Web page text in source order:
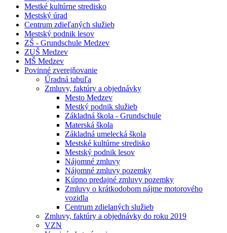
Mestké kultúrne stredisko
Mestský úrad
Centrum zdieľaných služieb
Mestský podnik lesov
ZŠ - Grundschule Medzev
ZUŠ Medzev
MŠ Medzev
Povinné zverejňovanie
Úradná tabuľa
Zmluvy, faktúry a objednávky
Mesto Medzev
Mestký podnik služieb
Základná škola - Grundschule
Materská škola
Základná umelecká škola
Mestské kultúrne stredisko
Mestský podnik lesov
Nájomné zmluvy
Nájomné zmluvy pozemky
Kúpno predajné zmluvy pozemky
Zmluvy o krátkodobom nájme motorového
vozidla
Centrum zdielaných služieb
Zmluvy, faktúry a objednávky do roku 2019
VZN